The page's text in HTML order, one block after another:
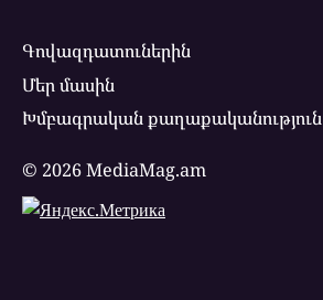
Գովազդատուներին
Մեր մասին
Խմբագրական քաղաքականություն
© 2026 MediaMag.am